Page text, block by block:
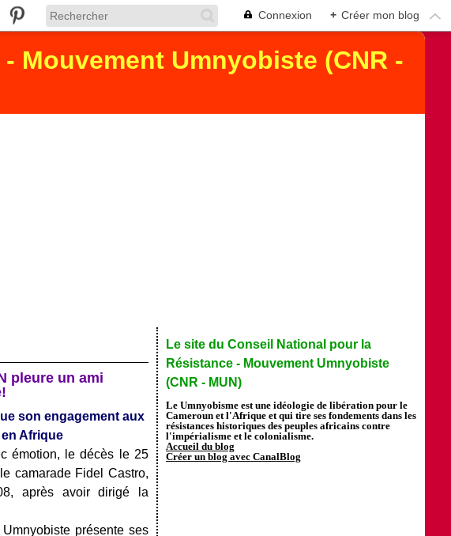
Connexion + Créer mon blog
Mouvement Umnyobiste (CNR -
pleure un ami
son engagement aux
Afrique
émotion, le décès le 25
le camarade Fidel Castro,
après avoir dirigé la
présente ses
Le site du Conseil National pour la
Résistance - Mouvement Umnyobiste
(CNR - MUN)
Le Umnyobisme est une idéologie de libération pour le
Cameroun et l'Afrique et qui tire ses fondements dans les
résistances historiques des peuples africains contre
l'impérialisme et le colonialisme.
Accueil du blog
Créer un blog avec CanalBlog